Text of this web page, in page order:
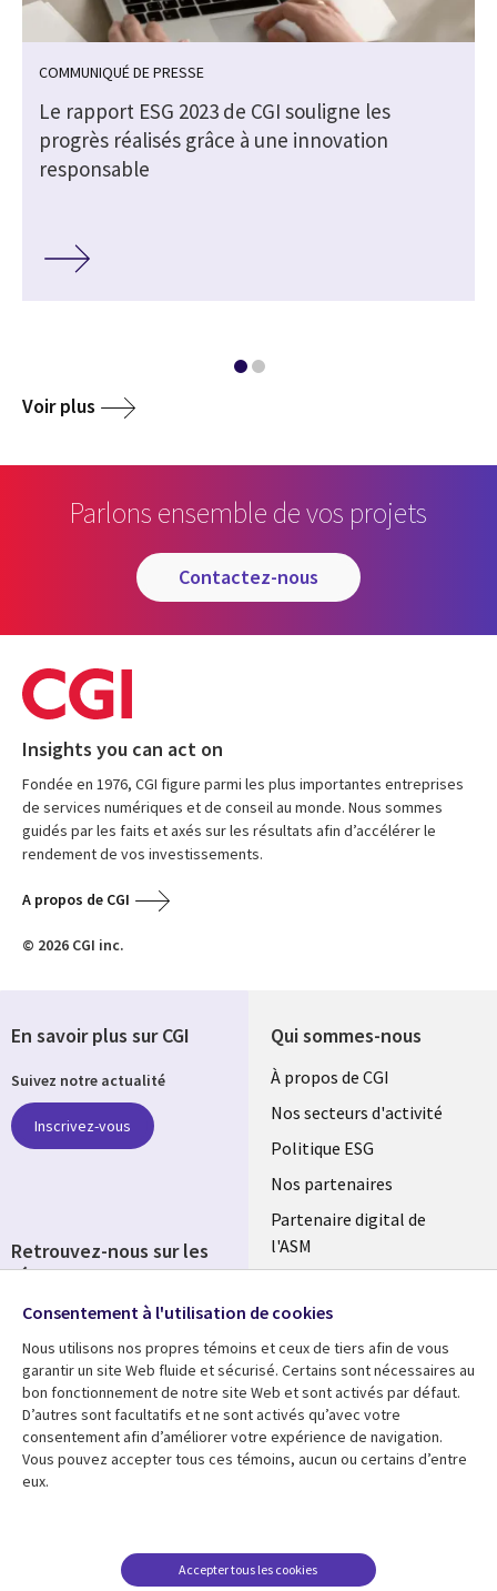
COMMUNIQUÉ DE PRESSE
Le rapport ESG 2023 de CGI souligne les
progrès réalisés grâce à une innovation
responsable
Voir plus
Parlons ensemble de vos projets
contactez-nous
Insights you can act on
Fondée en 1976, CGI figure parmi les plus importantes entreprises
de services numériques et de conseil au monde. Nous sommes
guidés par les faits et axés sur les résultats afin d’accélérer le
rendement de vos investissements.
A propos de CGI
© 2026 CGI inc.
Qui sommes-nous
Useful
links
FRANCE
À propos de CGI
Nos secteurs d'activité
Politique ESG
Nos partenaires
Partenaire digital de
l'ASM
Fusions
Ressources
Library
Links
Articles
Blog
Support
Legal
Accessibilité
conditions juridiques
En savoir plus sur CGI
Suivez notre actualité
Inscrivez-vous
Retrouvez-nous sur les
réseaux
Social
Media
FRANCE
Consentement à l'utilisation de cookies
Nous utilisons nos propres témoins et ceux de tiers afin de vous
garantir un site Web fluide et sécurisé. Certains sont nécessaires au
bon fonctionnement de notre site Web et sont activés par défaut.
D’autres sont facultatifs et ne sont activés qu’avec votre
consentement afin d’améliorer votre expérience de navigation.
Vous pouvez accepter tous ces témoins, aucun ou certains d’entre
eux.
Accepter tous les cookies